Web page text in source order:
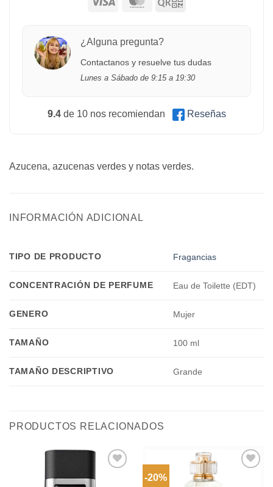
¿Alguna pregunta?
Contactanos y resuelve tus dudas
Lunes a Sábado de 9:15 a 19:30
9.4de 10 nos recomiendan Reseñas
Azucena, azucenas verdes y notas verdes.
INFORMACIÓN ADICIONAL
TIPO DE PRODUCTO Fragancias
CONCENTRACIÓN DE PERFUME Eau de Toilette (EDT)
GENERO Mujer
TAMAÑO 100 ml
TAMAÑO DESCRIPTIVO Grande
PRODUCTOS RELACIONADOS
-20%